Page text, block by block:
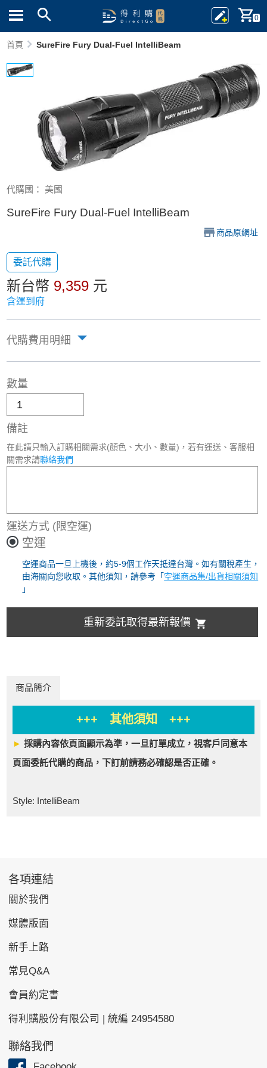
0
首頁 SureFire Fury Dual-Fuel IntelliBeam
代購國： 美國
SureFire Fury Dual-Fuel IntelliBeam
商品原網址
委託代購
新台幣 9,359 元
含運到府
代購費用明細
數量
備註
在此請只輸入訂購相關需求(顏色、大小、數量)，若有運送、客服相
關需求請聯絡我們
運送方式 (限空運)
空運
空運商品一旦上機後，約5-9個工作天抵達台灣。如有關稅產生，
由海關向您收取。其他須知，請參考「 空運商品集/出貨相關須知
」
重新委託取得最新報價
商品簡介
+++ 其他須知 +++
►採購內容依頁面顯示為準，一旦訂單成立，視客戶同意本
頁面委託代購的商品，下訂前請務必確認是否正確。
Style: IntelliBeam
各項連結
關於我們
媒體版面
新手上路
常見Q&A
會員約定書
得利購股份有限公司 | 統編 24954580
聯絡我們